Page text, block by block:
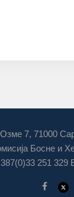
7, 71000
Босне и
251 329